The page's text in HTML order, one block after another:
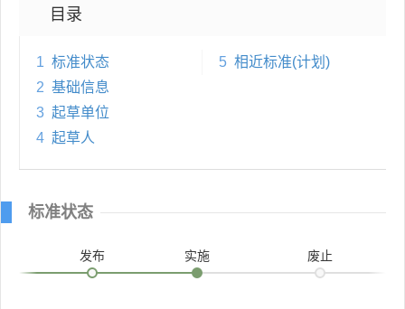
目录
1 标准状态
2 基础信息
3 起草单位
4 起草人
5 相近标准(计划)
标准状态
发布 实施 废止